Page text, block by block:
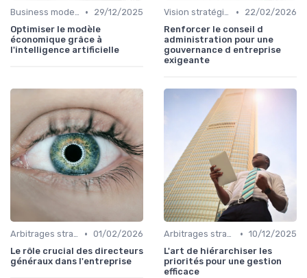
Business model & création de valeur •
29/12/2025
Optimiser le modèle
économique grâce à
l'intelligence artificielle
Vision stratégique & ambition long terme •
22/02/2026
Renforcer le conseil d
administration pour une
gouvernance d entreprise
exigeante
Arbitrages stratégiques & priorisation • 01/02/2026
Le rôle crucial des directeurs
généraux dans l'entreprise
Arbitrages stratégiques & priorisation • 10/12/2025
L'art de hiérarchiser les
priorités pour une gestion
efficace